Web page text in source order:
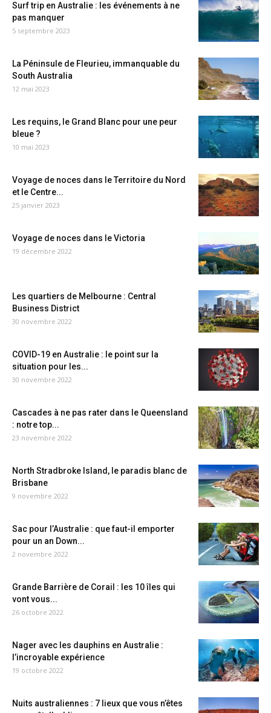
Surf trip en Australie : les événements à ne
pas manquer
5 septembre 2023
La Péninsule de Fleurieu, immanquable du
South Australia
12 mai 2023
Les requins, le Grand Blanc pour une peur
bleue ?
10 mai 2023
Voyage de noces dans le Territoire du Nord
et le Centre...
25 janvier 2023
Voyage de noces dans le Victoria
19 décembre 2022
Les quartiers de Melbourne : Central
Business District
30 novembre 2022
COVID-19 en Australie : le point sur la
situation pour les...
30 novembre 2022
Cascades à ne pas rater dans le Queensland
: notre top...
23 novembre 2022
North Stradbroke Island, le paradis blanc de
Brisbane
9 novembre 2022
Sac pour l’Australie : que faut-il emporter
pour un an Down...
2 novembre 2022
Grande Barrière de Corail : les 10 îles qui
vont vous...
26 octobre 2022
Nager avec les dauphins en Australie :
l’incroyable expérience
19 octobre 2022
Nuits australiennes : 7 lieux que vous n’êtes